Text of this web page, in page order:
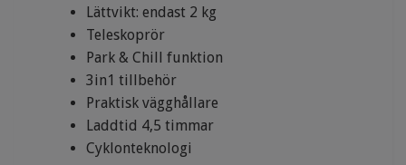
Lättvikt: endast 2 kg
Teleskoprör
Park & Chill funktion
3in1 tillbehör
Praktisk vägghållare
Laddtid 4,5 timmar
Cyklonteknologi